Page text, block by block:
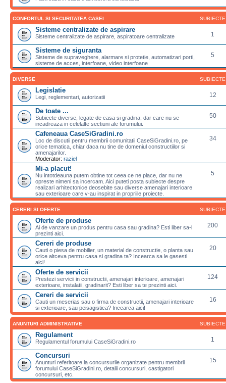
CONFORTUL SI SECURITATEA CASEI SUBIECTE
Sisteme centralizate de aspirare
Sisteme centralizate de aspirare, aspiratoare centralizate 1
Sisteme de siguranta
Sisteme de supraveghere, alarmare si protetie, automatizari porti,
sisteme de acces, interfoane, video interfoane
5
DIVERSE SUBIECTE
Legislatie
Legi, reglementari, autorizatii 12
De toate ...
Subiecte diverse, legate de casa si gradina, dar care nu se
incadreaza in celelalte sectiuni ale forumului.
50
Cafeneaua CaseSiGradini.ro
Loc de discutii pentru membrii comunitatii CaseSiGradini.ro, pe
orice tematica, chiar daca nu tine de domeniul constructiilor si
amenajarilor.
Moderator: raziel
34
Mi-a placut!
Nu intotdeauna putem obtine tot ceea ce ne place, dar nu ne
opreste nimeni sa incercam. Aici puteti posta subiecte despre
realizari arhitectonice deosebite sau diverse amenajari interioare
sau exterioare care v-au inspirat in propriile proiecte.
5
CERERI SI OFERTE SUBIECTE
Oferte de produse
Ai de vanzare un produs pentru casa sau gradina? Esti liber sa-l
prezinti aici.
200
Cereri de produse
Cauti o piesa de mobilier, un material de constructie, o planta sau
orice altceva pentru casa si gradina ta? Incearca sa le gasesti
aici!
20
Oferte de servicii
Prestezi servicii in constructii, amenajari interioare, amenajari
exterioare, instalatii, gradinarit? Esti liber sa te prezinti aici.
124
Cereri de servicii
Cauti un meserias sau o firma de constructii, amenajari interioare
si exterioare, sau peisagistica? Incearca aici!
16
ANUNTURI ADMINISTRATIVE SUBIECTE
Regulament
Regulamentul forumului CaseSiGradini.ro 1
Concursuri
Anunturi referitoare la concursurile organizate pentru membrii
forumului CaseSiGradini.ro, detalii concursuri, castigatori
concursuri, etc.
15